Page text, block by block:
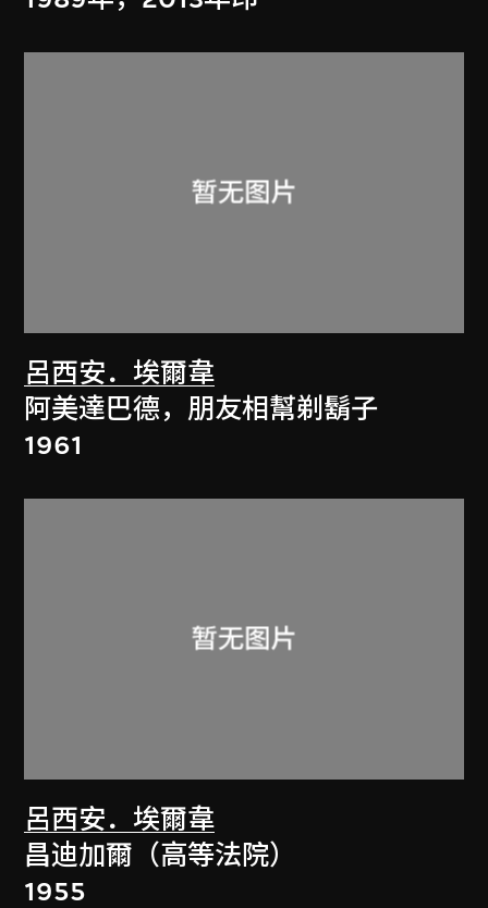
呂西安．埃爾韋
阿美達巴德，朋友相幫剃鬍子
1961
呂西安．埃爾韋
昌迪加爾（高等法院）
1955